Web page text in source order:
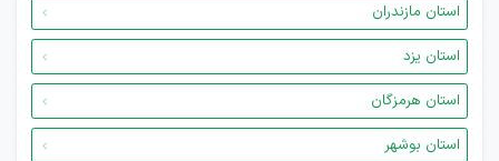
استان مازندران
استان یزد
استان هرمزگان
استان بوشهر